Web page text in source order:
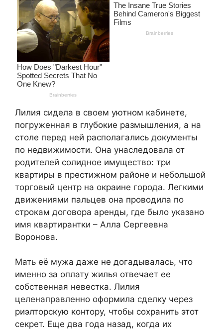
Лилия сидела в своем уютном кабинете,
погруженная в глубокие размышления, а на
столе перед ней располагались документы
по недвижимости. Она унаследовала от
родителей солидное имущество: три
квартиры в престижном районе и небольшой
торговый центр на окраине города. Легкими
движениями пальцев она проводила по
строкам договора аренды, где было указано
имя квартирантки – Алла Сергеевна
Воронова.
Мать её мужа даже не догадывалась, что
именно за оплату жилья отвечает ее
собственная невестка. Лилия
целенаправленно оформила сделку через
риэлторскую контору, чтобы сохранить этот
секрет. Еще два года назад, когда их